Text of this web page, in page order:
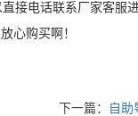
接电话联系厂家客服
心购买啊！
下一篇： 自助